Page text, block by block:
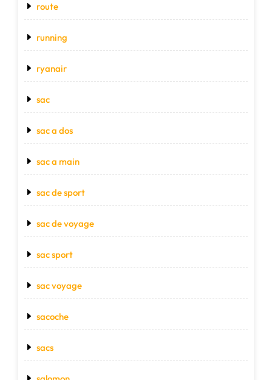
route
running
ryanair
sac
sac a dos
sac a main
sac de sport
sac de voyage
sac sport
sac voyage
sacoche
sacs